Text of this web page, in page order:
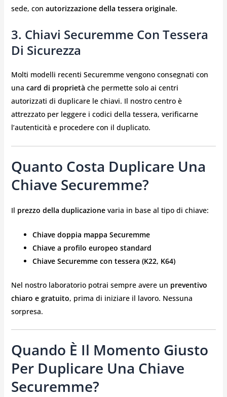
sede, con autorizzazione della tessera originale.
3. Chiavi Securemme Con Tessera
Di Sicurezza
Molti modelli recenti Securemme vengono consegnati con
una card di proprietà che permette solo ai centri
autorizzati di duplicare le chiavi. Il nostro centro è
attrezzato per leggere i codici della tessera, verificarne
l’autenticità e procedere con il duplicato.
Quanto Costa Duplicare Una
Chiave Securemme?
Il prezzo della duplicazionevaria in base al tipo di chiave:
Chiave doppia mappa Securemme
Chiave a profilo europeo standard
Chiave Securemme con tessera (K22, K64)
Nel nostro laboratorio potrai sempre avere un preventivo
chiaro e gratuito, prima di iniziare il lavoro. Nessuna
sorpresa.
Quando È Il Momento Giusto
Per Duplicare Una Chiave
Securemme?